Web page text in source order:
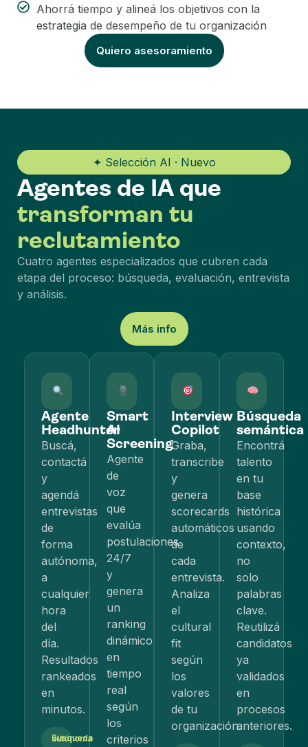
Ahorrá tiempo y alineá los objetivos con la
estrategia de desempeño de tu organización
Quiero asesoramiento
✦ Selección AI · Nuevo
Agentes de IA que
transforman tu
reclutamiento
Cuatro agentes especializados que cubren cada
etapa del proceso: búsqueda, evaluación, entrevista
y análisis.
Más info
Agente
Headhunter
Buscá,
contactá
y
agendá
entrevistas
de
forma
autónoma,
a
cualquier
hora
del
día.
Resultados
rankeados
en
minutos.
Búsqueda autónoma
Smart
AI
Screening
Agente
de
voz
que
evalúa
postulaciones
24/7
y
genera
un
ranking
dinámico
en
tiempo
real
según
los
criterios
Interview
Copilot
Graba,
transcribe
y
genera
scorecards
automáticos
de
cada
entrevista.
Analiza
el
cultural
fit
según
los
valores
de tu
organización.
Búsqueda
semántica
Encontrá
talento
en tu
base
histórica
usando
contexto,
no
solo
palabras
clave.
Reutilizá
candidatos
ya
validados
en
procesos
anteriores.